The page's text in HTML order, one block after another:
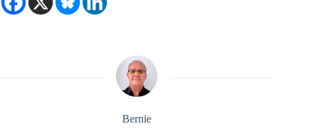
Bernie